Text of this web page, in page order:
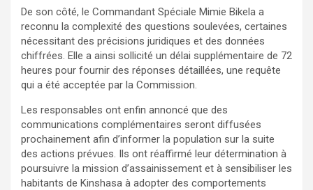
De son côté, le Commandant Spéciale Mimie Bikela a
reconnu la complexité des questions soulevées, certaines
nécessitant des précisions juridiques et des données
chiffrées. Elle a ainsi sollicité un délai supplémentaire de 72
heures pour fournir des réponses détaillées, une requête
qui a été acceptée par la Commission.
Les responsables ont enfin annoncé que des
communications complémentaires seront diffusées
prochainement afin d’informer la population sur la suite
des actions prévues. Ils ont réaffirmé leur détermination à
poursuivre la mission d’assainissement et à sensibiliser les
habitants de Kinshasa à adopter des comportements